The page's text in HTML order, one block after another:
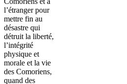
l’étranger pour
mettre fin au
désastre qui
détruit la liberté,
l’intégrité
physique et
morale et la vie
des Comoriens,
quand des